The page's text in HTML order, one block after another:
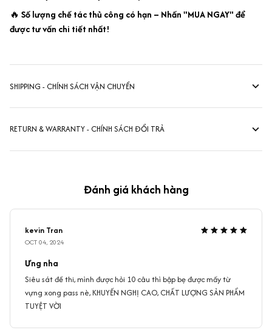
🔥 Số lượng chế tác thủ công có hạn – Nhấn "MUA NGAY" để
được tư vấn chi tiết nhất!
SHIPPING - CHÍNH SÁCH VẬN CHUYỂN
RETURN & WARRANTY - CHÍNH SÁCH ĐỔI TRẢ
Đánh giá khách hàng
kevin Tran
OCT 04, 2024
Ưng nha
Siêu sát đề thi, mình được hỏi 10 câu thì bập bẹ được mấy từ
vựng xong pass nè, KHUYẾN NGHỊ CAO, CHẤT LƯỢNG SẢN PHẨM
TUYỆT VỜI